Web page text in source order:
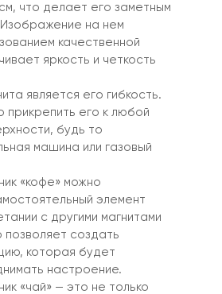
что делает его заметным
на нем
качественной
яркость и четкость
является его гибкость.
прикрепить его к любой
будь то
машина или газовый
«кофе» можно
элемент
с другими магнитами
создать
которая будет
настроение.
«чай» — это не только